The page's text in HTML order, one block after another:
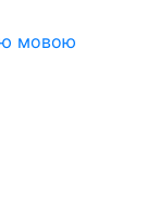
мовою